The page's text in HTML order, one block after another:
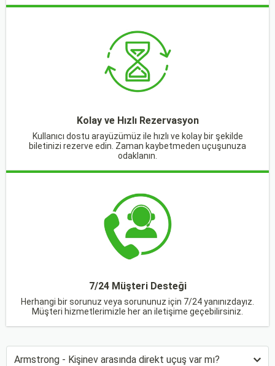
Kolay ve Hızlı Rezervasyon
Kullanıcı dostu arayüzümüz ile hızlı ve kolay bir şekilde
biletinizi rezerve edin. Zaman kaybetmeden uçuşunuza
odaklanın.
7/24 Müşteri Desteği
Herhangi bir sorunuz veya sorununuz için 7/24 yanınızdayız.
Müşteri hizmetlerimizle her an iletişime geçebilirsiniz.
Armstrong - Kişinev arasında direkt uçuş var mı?